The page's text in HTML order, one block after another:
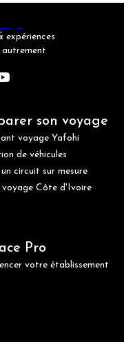
expériences
son voyage
voyage Yafohi
de véhicules
circuit sur mesure
voyage Côte d'Ivoire
Pro
votre établissement